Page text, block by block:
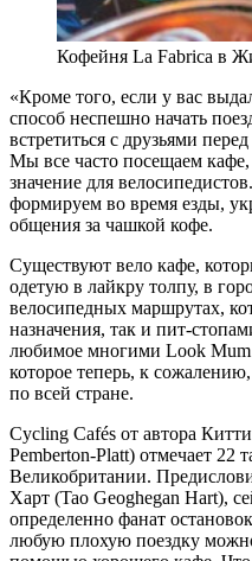
Кофейня La Fabrica в
«Кроме того, если у вас
способ неспешно начать
встретиться с друзьями
Мы все часто посещаем
значение для
формируем во время езды,
общения за чашкой кофе.
Существуют вело кафе,
одетую в лайкру толпу, в
велосипедных маршрутах,
назначения, так и пит-
любимое многими Look Mum
которое теперь, к
по всей стране.
Cycling Cafés от автора
Pemberton-Platt) отмечает 22
Великобритании.
Харт (Tao Geoghegan Hart),
определенно фанат
любую плохую поездку